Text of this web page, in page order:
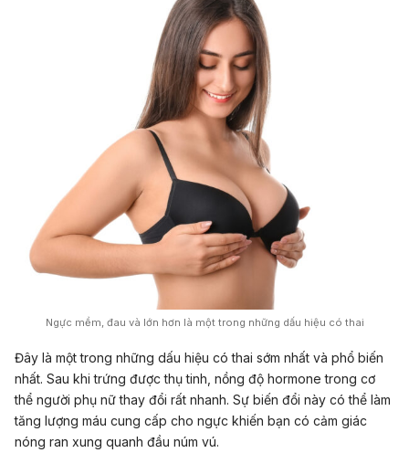
Ngực mềm, đau và lớn hơn là một trong những dấu hiệu có thai
Đây là một trong những dấu hiệu có thai sớm nhất và phổ biến
nhất. Sau khi trứng được thụ tinh, nồng độ hormone trong cơ
thể người phụ nữ thay đổi rất nhanh. Sự biến đổi này có thể làm
tăng lượng máu cung cấp cho ngực khiến bạn có cảm giác
nóng ran xung quanh đầu núm vú.